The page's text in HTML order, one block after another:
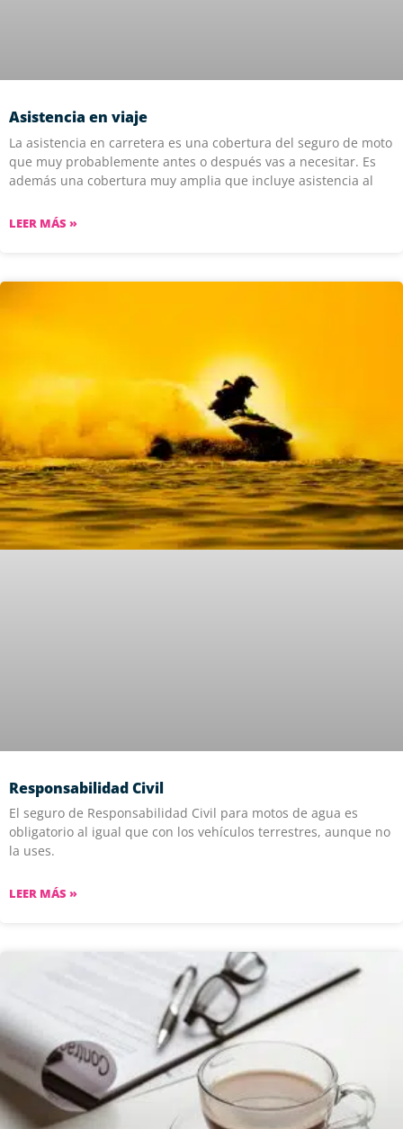
Asistencia en viaje
La asistencia en carretera es una cobertura del seguro de moto
que muy probablemente antes o después vas a necesitar. Es
además una cobertura muy amplia que incluye asistencia al
LEER MÁS »
Responsabilidad Civil
El seguro de Responsabilidad Civil para motos de agua es
obligatorio al igual que con los vehículos terrestres, aunque no
la uses.
LEER MÁS »